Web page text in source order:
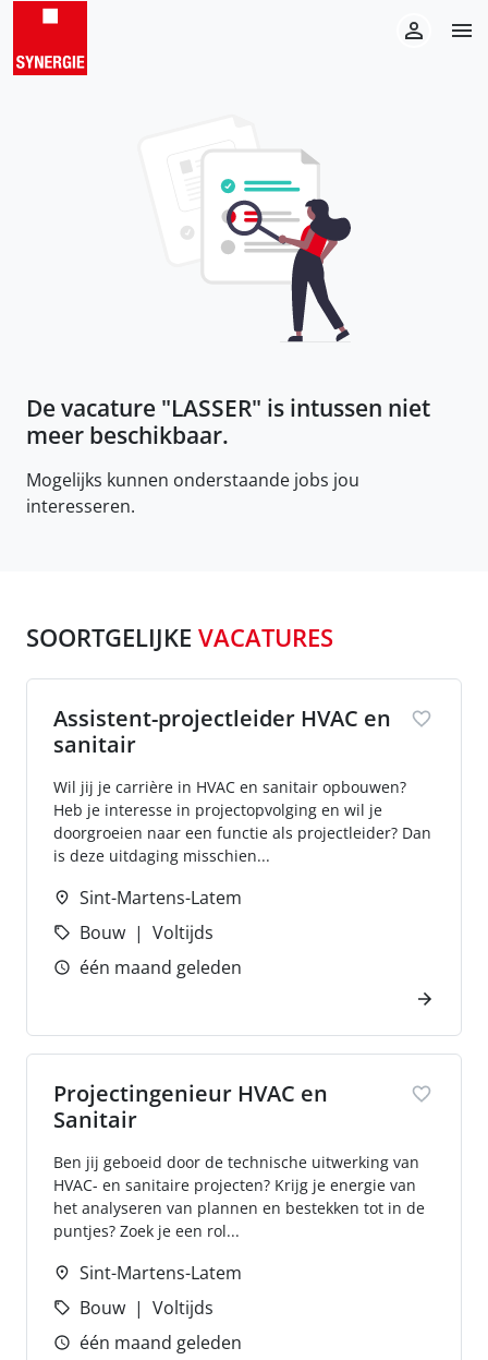
De vacature "LASSER" is intussen niet
meer beschikbaar.
Mogelijks kunnen onderstaande jobs jou
interesseren.
SOORTGELIJKE VACATURES
Assistent-projectleider HVAC en
sanitair
Wil jij je carrière in HVAC en sanitair opbouwen?
Heb je interesse in projectopvolging en wil je
doorgroeien naar een functie als projectleider? Dan
is deze uitdaging misschien...
Sint-Martens-Latem
Bouw
Voltijds
één maand geleden
Projectingenieur HVAC en
Sanitair
Ben jij geboeid door de technische uitwerking van
HVAC- en sanitaire projecten? Krijg je energie van
het analyseren van plannen en bestekken tot in de
puntjes? Zoek je een rol...
Sint-Martens-Latem
Bouw
Voltijds
één maand geleden